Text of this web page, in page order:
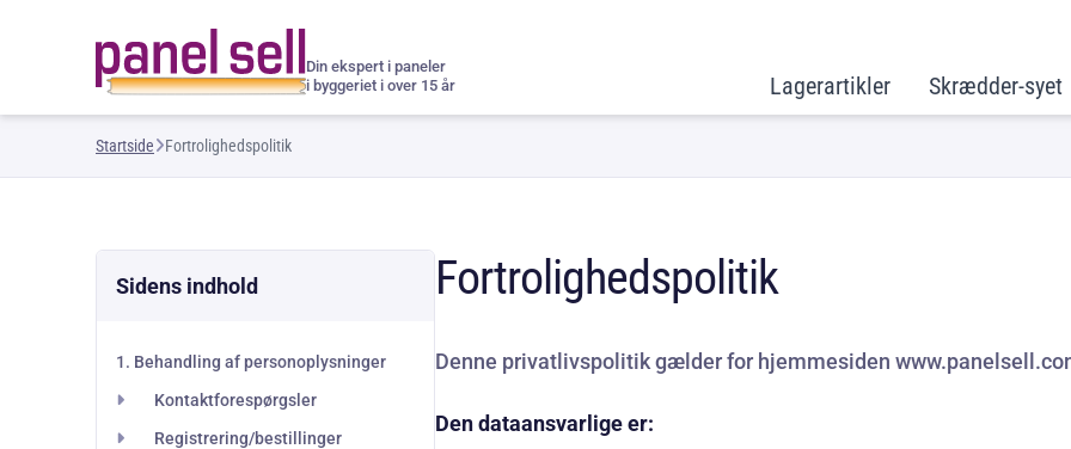
Din ekspert i paneler
i byggeriet i over 15 år
Lagerartikler Skrædder-syet
Startside Fortrolighedspolitik
Fortrolighedspolitik
Denne privatlivspolitik gælder for hjemmesiden
Den dataansvarlige er:
Sidens indhold
1. Behandling af personoplysninger
Kontaktforespørgsler
Registrering/bestillinger